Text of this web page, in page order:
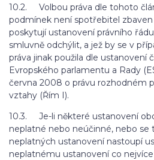
10.2. Volbou práva dle tohoto
podmínek není spotřebitel
poskytují ustanovení právního
smluvně odchýlit, a jež by se v
práva jinak použila dle ustanovení
Evropského parlamentu a Rady
června 2008 o právu rozhodném
vztahy (Řím I).
10.3. Je-li některé ustanovení
neplatné nebo neúčinné, nebo
neplatných ustanovení nastoupí
neplatnému ustanovení co